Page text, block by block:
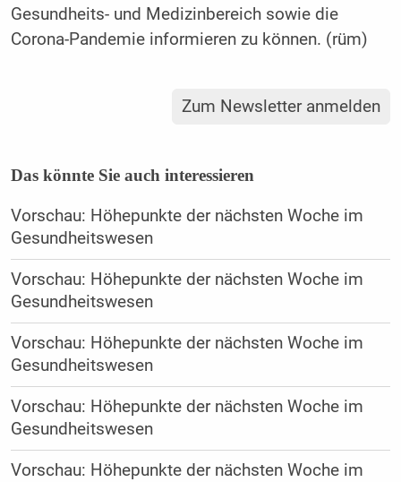
Gesundheits- und Medizinbereich sowie die
Corona-Pandemie informieren zu können. (rüm)
Zum Newsletter anmelden
Das könnte Sie auch interessieren
Vorschau: Höhepunkte der nächsten Woche im
Gesundheitswesen
Vorschau: Höhepunkte der nächsten Woche im
Gesundheitswesen
Vorschau: Höhepunkte der nächsten Woche im
Gesundheitswesen
Vorschau: Höhepunkte der nächsten Woche im
Gesundheitswesen
Vorschau: Höhepunkte der nächsten Woche im